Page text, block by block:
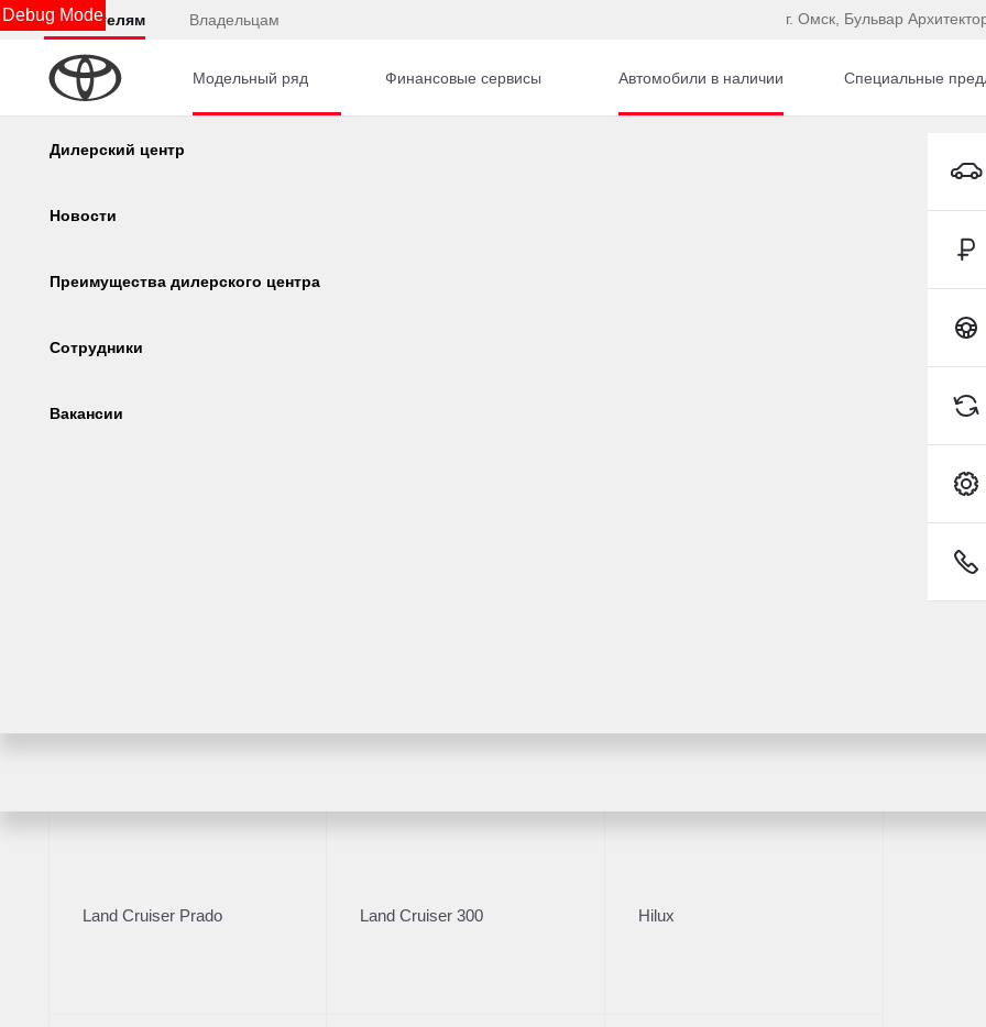
Debug Mode
Покупателям Владельцам г. Омск, Бульвар
Модельный ряд
Land Cruiser Prado Land Cruiser 300 Hilux
Финансовые сервисы
Калькулятор
Консультация по кредиту
Онлайн-одобрение
Обзор раздела
Автомобили в наличии Специальные
Дилерский центр
Новости
Преимущества дилерского центра
Сотрудники
Вакансии
Hyundai CRETA 2022